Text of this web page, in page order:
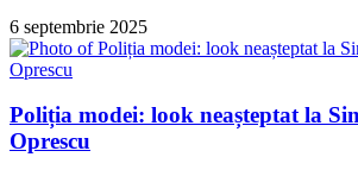
6 septembrie 2025
Poliția modei: look neașteptat la
Oprescu